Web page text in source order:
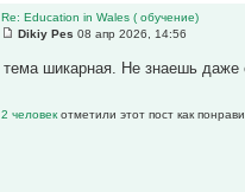
Re: Education in Wales ( обучение)
Dikiy Pes 08 апр 2026, 14:56
тема шикарная. Не знаешь даже
2 человек отметили этот пост как